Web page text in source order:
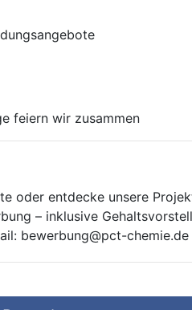
feiern wir zusammen
oder entdecke unsere
– inklusive
bewerbung@pct-chemie.de